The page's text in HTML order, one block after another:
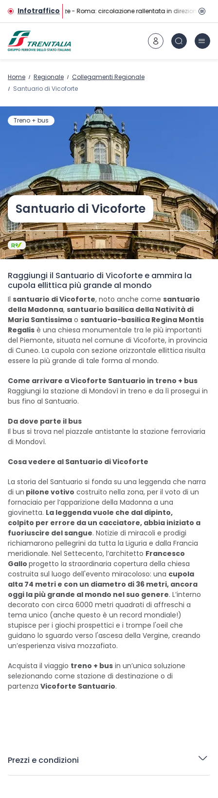
Vai al contenuto principale
Infotraffico
Linea AV Firenze - Roma: circolazione rallentata in direzione
Home Regionale
Collegamenti Regionale
Santuario di Vicoforte
Treno + bus
Santuario di Vicoforte
Raggiungi il Santuario di Vicoforte e ammira la
cupola ellittica più grande al mondo
Il santuario di Vicoforte, noto anche come santuario
della Madonna, santuario basilica della Natività di
Maria Santissima o santuario-basilica Regina Montis
Regalis è una chiesa monumentale tra le più importanti
del Piemonte, situata nel comune di Vicoforte, in provincia
di Cuneo. La cupola con sezione orizzontale ellittica risulta
essere la più grande di tale forma al mondo.
Come arrivare a Vicoforte Santuario in treno + bus
Raggiungi la stazione di Mondovì in treno e da lì prosegui in
bus fino al Santuario.
Da dove parte il bus
Il bus si trova nel piazzale antistante la stazione ferroviaria
di Mondovì.
Cosa vedere al Santuario di Vicoforte
La storia del Santuario si fonda su una leggenda che narra
di un pilone votivo costruito nella zona, per il voto di un
fornaciaio per l’apparizione della Madonna a una
giovinetta. La leggenda vuole che dal dipinto,
colpito per errore da un cacciatore, abbia iniziato a
fuoriuscire del sangue. Notizie di miracoli e prodigi
richiamarono pellegrini da tutta la Liguria e dalla Francia
meridionale. Nel Settecento, l’architetto Francesco
Gallo progetto la straordinaria copertura della chiesa
costruita sul luogo dell'evento miracoloso: una cupola
alta 74 metri e con un diametro di 36 metri, ancora
oggi la più grande al mondo nel suo genere. L’interno
decorato con circa 6000 metri quadrati di affreschi a
tema unico (anche questo è un record mondiale!)
stupisce per i giochi prospettici e i trompe l'oeil che
guidano lo sguardo verso l'ascesa della Vergine, creando
un’esperienza visiva mozzafiato.
Acquista il viaggio treno + bus in un’unica soluzione
selezionando come stazione di destinazione o di
partenza Vicoforte Santuario.
Prezzi e condizioni